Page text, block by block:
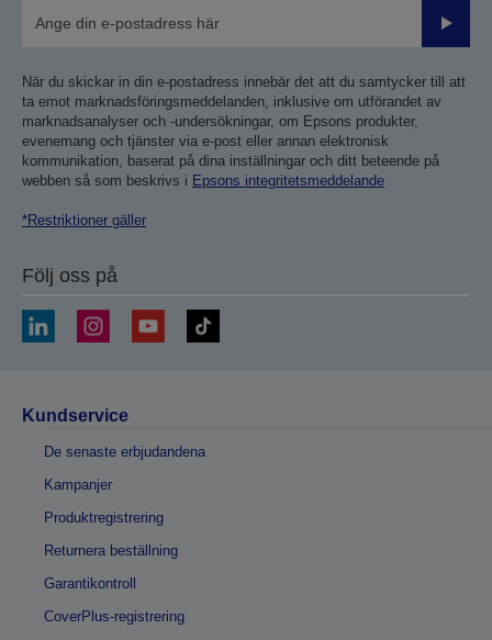
Skicka
När du skickar in din e-postadress innebär det att du samtycker till att
ta emot marknadsföringsmeddelanden, inklusive om utförandet av
marknadsanalyser och -undersökningar, om Epsons produkter,
evenemang och tjänster via e-post eller annan elektronisk
kommunikation, baserat på dina inställningar och ditt beteende på
webben så som beskrivs i Epsons integritetsmeddelande
*Restriktioner gäller
Följ oss på
Kundservice
De senaste erbjudandena
Kampanjer
Produktregistrering
Returnera beställning
Garantikontroll
CoverPlus-registrering